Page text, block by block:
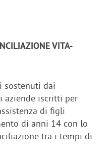
VITA-
sostenuti dai
aziende iscritti per
di figli
di anni 14 con lo
tra i tempi di